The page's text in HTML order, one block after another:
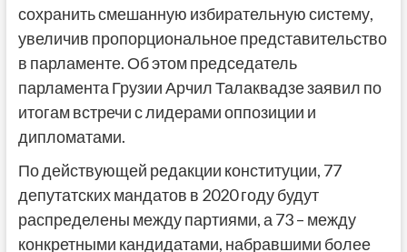
сохранить смешанную избирательную систему,
увеличив пропорциональное представительство
в парламенте. Об этом председатель
парламента Грузии Арчил Талаквадзе заявил по
итогам встречи с лидерами оппозиции и
дипломатами.
По действующей редакции конституции, 77
депутатских мандатов в 2020 году будут
распределены между партиями, а 73 – между
конкретными кандидатами, набравшими более